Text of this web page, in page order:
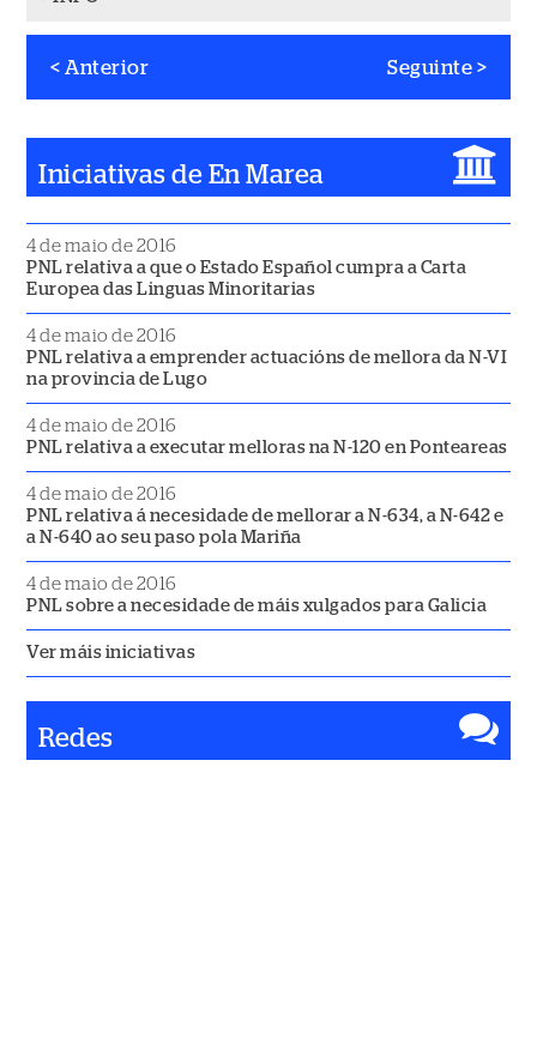
Posts
< Anterior Seguinte >
Iniciativas de En Marea
4 de maio de 2016
PNL relativa a que o Estado Español cumpra a Carta
Europea das Linguas Minoritarias
4 de maio de 2016
PNL relativa a emprender actuacións de mellora da N-VI
na provincia de Lugo
4 de maio de 2016
PNL relativa a executar melloras na N-120 en Ponteareas
4 de maio de 2016
PNL relativa á necesidade de mellorar a N-634, a N-642 e
a N-640 ao seu paso pola Mariña
4 de maio de 2016
PNL sobre a necesidade de máis xulgados para Galicia
Ver máis iniciativas
Redes